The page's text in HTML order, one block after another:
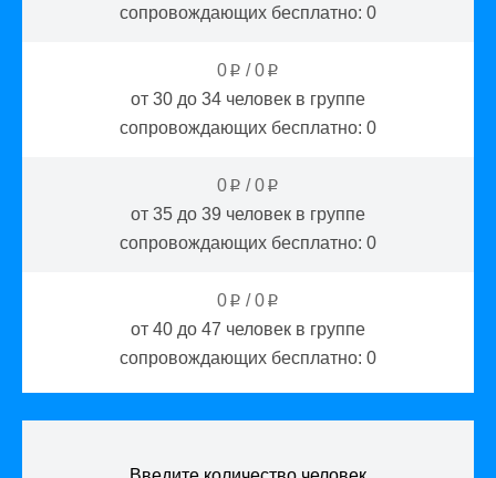
сопровождающих бесплатно: 0
0 p /0 p
от 30 до 34 человек в группе
сопровождающих бесплатно: 0
0 p /0 p
от 35 до 39 человек в группе
сопровождающих бесплатно: 0
0 p /0 p
от 40 до 47 человек в группе
сопровождающих бесплатно: 0